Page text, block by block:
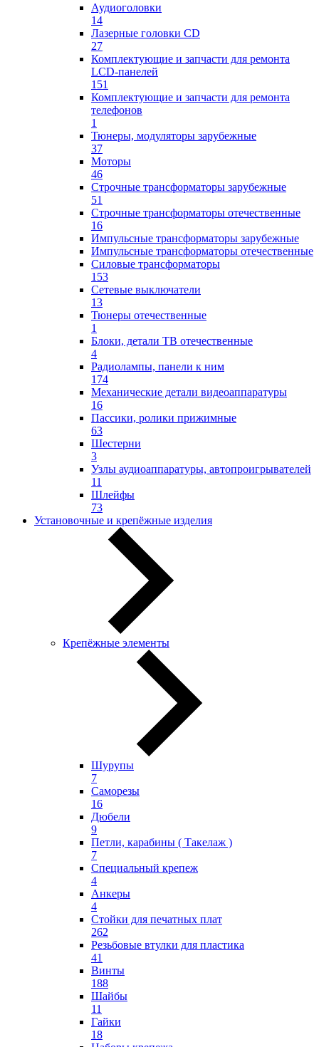
Аудиоголовки
14
Лазерные головки CD
27
Комплектующие и запчасти для ремонта
LCD-панелей
151
Комплектующие и запчасти для ремонта
телефонов
1
Тюнеры, модуляторы зарубежные
37
Моторы
46
Строчные трансформаторы зарубежные
51
Строчные трансформаторы отечественные
16
Импульсные трансформаторы зарубежные
Импульсные трансформаторы отечественные
Силовые трансформаторы
153
Сетевые выключатели
13
Тюнеры отечественные
1
Блоки, детали ТВ отечественные
4
Радиолампы, панели к ним
174
Механические детали видеоаппаратуры
16
Пассики, ролики прижимные
63
Шестерни
3
Узлы аудиоаппаратуры, автопроигрывателей
11
Шлейфы
73
Установочные и крепёжные изделия
Крепёжные элементы
Шурупы
7
Саморезы
16
Дюбели
9
Петли, карабины ( Такелаж )
7
Специальный крепеж
4
Анкеры
4
Стойки для печатных плат
262
Резьбовые втулки для пластика
41
Винты
188
Шайбы
11
Гайки
18